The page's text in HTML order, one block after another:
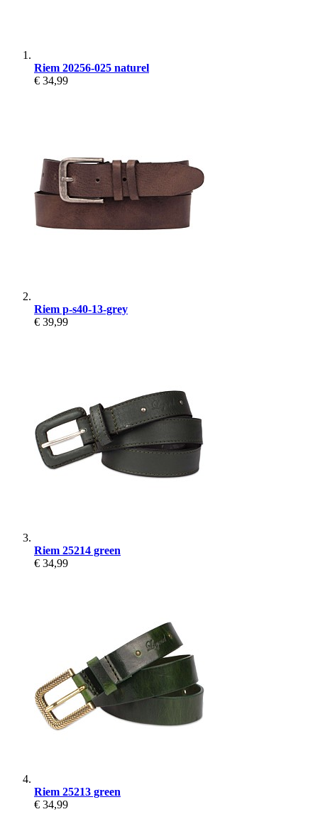
Riem 20256-025 naturel
€ 34,99
Riem p-s40-13-grey
€ 39,99
Riem 25214 green
€ 34,99
Riem 25213 green
€ 34,99